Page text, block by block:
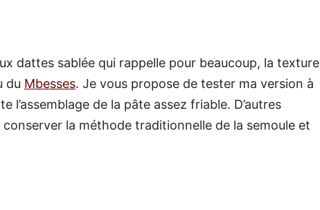
dattes sablée qui rappelle pour beaucoup, la texture
du Mbesses. Je vous propose de tester ma version à
l’assemblage de la pâte assez friable. D’autres
la méthode traditionnelle de la semoule et